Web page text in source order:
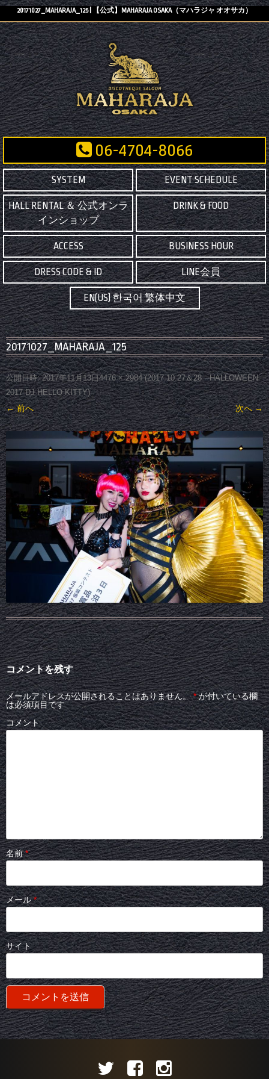
20171027_MAHARAJA_125 | 【公式】MAHARAJA OSAKA（マハラジャ オオサカ）
06-4704-8066
SYSTEM EVENT SCHEDULE
HALL RENTAL ＆ 公式オンラ
インショップ
DRINK & FOOD
ACCESS BUSINESS HOUR
DRESS CODE & ID LINE会員
EN(US) 한국어 繁体中文
20171027_MAHARAJA_125
公開日時: 2017年11月13日4476 × 2984(2017.10.27＆28 HALLOWEEN
2017 DJ HELLO KITTY)
← 前へ 次へ →
コメントを残す
メールアドレスが公開されることはありません。 *が付いている欄
は必須項目です
コメント
名前*
メール*
サイト